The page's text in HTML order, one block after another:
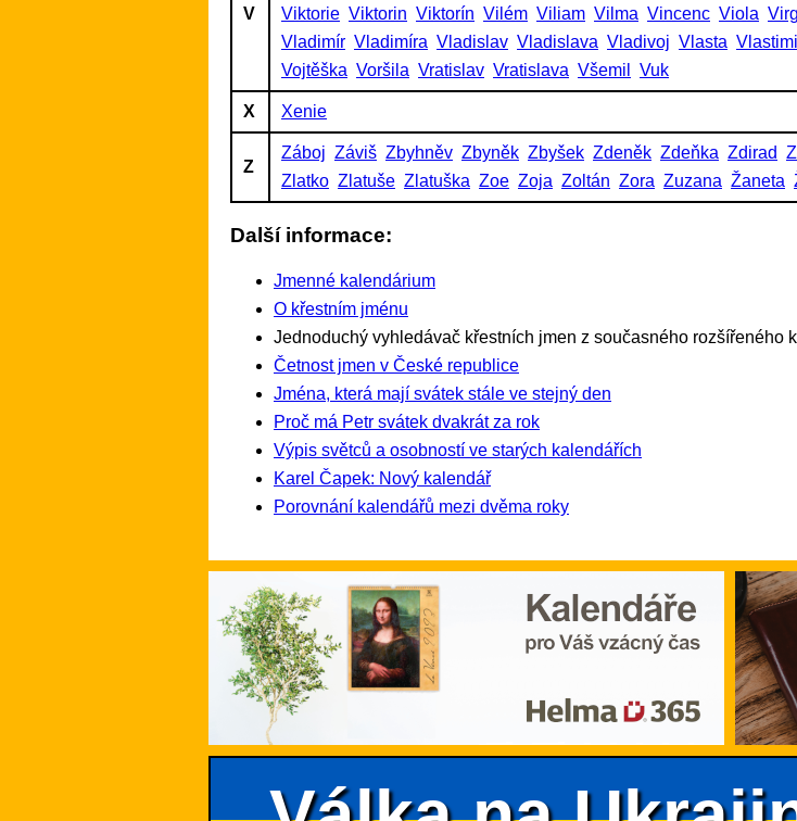
V
Viktorie Viktorin Viktorín Vilém Viliam Vilma Vincenc Viola
Vladimír Vladimíra Vladislav Vladislava Vladivoj Vlasta Vlastimil
Vojtěška Voršila Vratislav Vratislava Všemil Vuk
X Xenie
Z
Záboj Záviš Zbyhněv Zbyněk Zbyšek Zdeněk Zdeňka Zdirad
Zlatko Zlatuše Zlatuška Zoe Zoja Zoltán Zora Zuzana Žaneta
Další informace:
Jmenné kalendárium
O křestním jménu
Jednoduchý vyhledávač křestních jmen z současného rozšířeného
Četnost jmen v České republice
Jména, která mají svátek stále ve stejný den
Proč má Petr svátek dvakrát za rok
Výpis světců a osobností ve starých kalendářích
Karel Čapek: Nový kalendář
Porovnání kalendářů mezi dvěma roky